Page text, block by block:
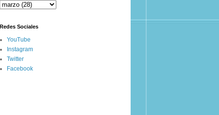
Redes Sociales
YouTube
Instagram
Twitter
Facebook